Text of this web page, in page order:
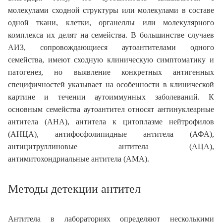
молекулами сходной структуры или молекулами в составе
одной ткани, клетки, органеллы или молекулярного
комплекса их делят на семейства. В большинстве случаев
АИЗ, сопровождающиеся аутоантителами одного
семейства, имеют сходную клиническую симптоматику и
патогенез, но выявление конкретных антигенных
специфичностей указывает на особенности в клинической
картине и течении аутоиммунных заболеваний. К
основным семейства аутоантител относят антинуклеарные
антитела (АНА), антитела к цитоплазме нейтрофилов
(АНЦА), антифосфолипидные антитела (АФА),
антицитруллиновые антитела (АЦА),
антимитохондриальные антитела (АМА).
Методы детекции антител
Антитела в лабораториях определяют несколькими